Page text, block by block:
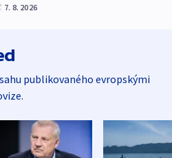
7. 8. 2026
publikovaného evropskými